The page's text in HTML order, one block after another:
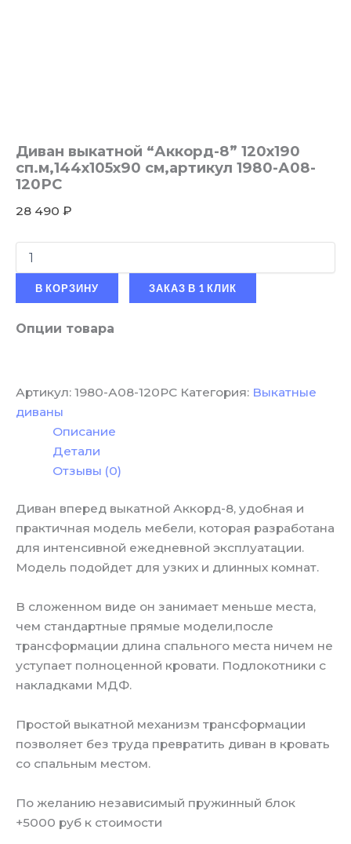
Диван выкатной “Аккорд-8” 120х190
сп.м,144х105х90 см,артикул 1980-А08-
120РС
28 490 ₽
В КОРЗИНУ ЗАКАЗ В 1 КЛИК
Опции товара
Артикул: 1980-А08-120РС Категория: Выкатные
диваны
Описание
Детали
Отзывы (0)
Диван вперед выкатной Аккорд-8, удобная и
практичная модель мебели, которая разработана
для интенсивной ежедневной эксплуатации.
Модель подойдет для узких и длинных комнат.
В сложенном виде он занимает меньше места,
чем стандартные прямые модели,после
трансформации длина спального места ничем не
уступает полноценной кровати. Подлокотники с
накладками МДФ.
Простой выкатной механизм трансформации
позволяет без труда превратить диван в кровать
со спальным местом.
По желанию независимый пружинный блок
+5000 руб к стоимости